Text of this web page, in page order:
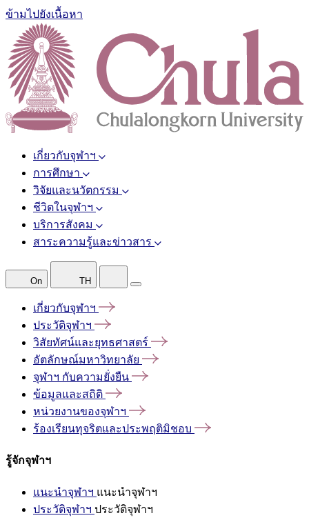
ข้ามไปยังเนื้อหา
เกี่ยวกับจุฬาฯ
การศึกษา
วิจัยและนวัตกรรม
ชีวิตในจุฬาฯ
บริการสังคม
สาระความรู้และข่าวสาร
On TH
เกี่ยวกับจุฬาฯ
ประวัติจุฬาฯ
วิสัยทัศน์และยุทธศาสตร์
อัตลักษณ์มหาวิทยาลัย
จุฬาฯ กับความยั่งยืน
ข้อมูลและสถิติ
หน่วยงานของจุฬาฯ
ร้องเรียนทุจริตและประพฤติมิชอบ
รู้จักจุฬาฯ
แนะนำจุฬาฯ แนะนำจุฬาฯ
ประวัติจุฬาฯ ประวัติจุฬาฯ